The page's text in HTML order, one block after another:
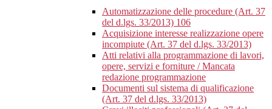
Automatizzazione delle procedure (Art. 37
del d.lgs. 33/2013) 106
Acquisizione interesse realizzazione opere
incompiute (Art. 37 del d.lgs. 33/2013)
Atti relativi alla programmazione di lavori,
opere, servizi e forniture / Mancata
redazione programmazione
Documenti sul sistema di qualificazione
(Art. 37 del d.lgs. 33/2013)